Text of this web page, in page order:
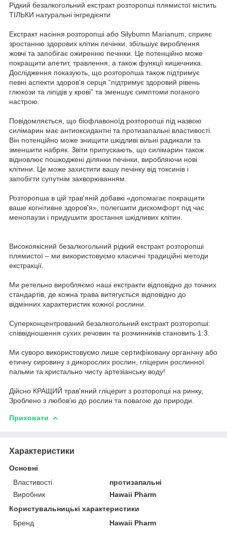
Рідкий безалкогольний екстракт розторопші плямистої містить
ТІЛЬКИ натуральні інгредієнти
Екстракт насіння розторопші або Silybumn Marianum, сприяє
зростанню здорових клітин печінки, збільшує вироблення
жовчі та запобігає ожиренню печінки. Це потенційно може
покращити апетит, травлення, а також функції кишечника.
Дослідження показують, що розторопша також підтримує
певні аспекти здоров'я серця “підтримує здоровий рівень
глюкози та ліпідів у крові” та зменшує симптоми поганого
настрою.
Повідомляється, що біофлавоноїд розторопші під назвою
силімарин має антиоксидантні та протизапальні властивості.
Він потенційно може знищити шкідливі вільні радикали та
зменшити набряк. Звіти припускають, що силімарин також
відновлює пошкоджені ділянки печінки, виробляючи нові
клітини. Це може захистити вашу печінку від токсинів і
запобігти супутнім захворюванням.
Розторопша в цій трав'яній добавкі «допомагає покращити
ваше когнітивне здоров'я», полегшити дискомфорт під час
менопаузи і придушити зростання шкідливих клітин.
Високоякісний безалкогольний рідкий екстракт розторопші
плямистої – ми використовуємо класичні традиційні методи
екстракції.
Ми ретельно виробляємо наші екстракти відповідно до точних
стандартів, де кожна трава витягується відповідно до
відмінних характеристик кожної рослини.
Суперконцентрований безалкогольний екстракт розторопші:
співвідношення сухих речовин та розчинників становить 1:3.
Ми суворо використовуємо лише сертифіковану органічну або
етичну сировину з дикорослих рослин, гліцерин рослинної
пальми та кристально чисту артезіанську воду!
Дійсно КРАЩИЙ трав'яний гліцерит з розторопші на ринку,
Зроблено з любов'ю до рослин та повагою до природи.
Приховати
Характеристики
Основні
Властивості
протизапальні
Виробник
Hawaii Pharm
Користувальницькі характеристики
Бренд
Hawaii Pharm